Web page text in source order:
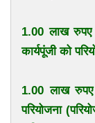
1.00 लाख रुपए
कार्यपूंजी को
1.00 लाख
परियोजना